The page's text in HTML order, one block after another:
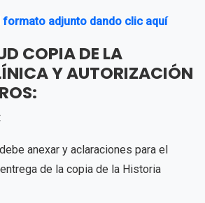
formato adjunto dando clic aquí
COPIA DE LA
Y AUTORIZACIÓN
anexar y aclaraciones para el
de la copia de la Historia